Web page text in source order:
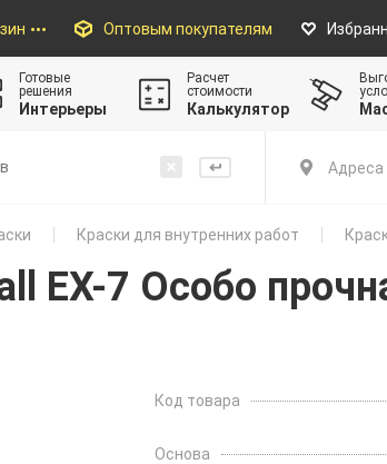
Оптовым покупателям
Готовые
решения
Интерьеры
Расчет
стоимости
Калькулятор
Адреса
Краски для внутренних работ
EX-7 Особо
Код товара
Основа